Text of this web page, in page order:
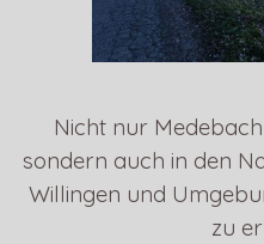
Nicht nur
sondern auch in den
Willingen und
zu